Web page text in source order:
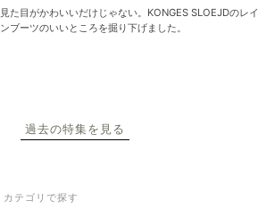
見た目がかわいいだけじゃない。KONGES SLOEJDのレイ
ンブーツのいいところを掘り下げました。
過去の特集を見る
カテゴリで探す